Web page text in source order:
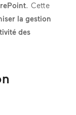
. Cette
la gestion
des